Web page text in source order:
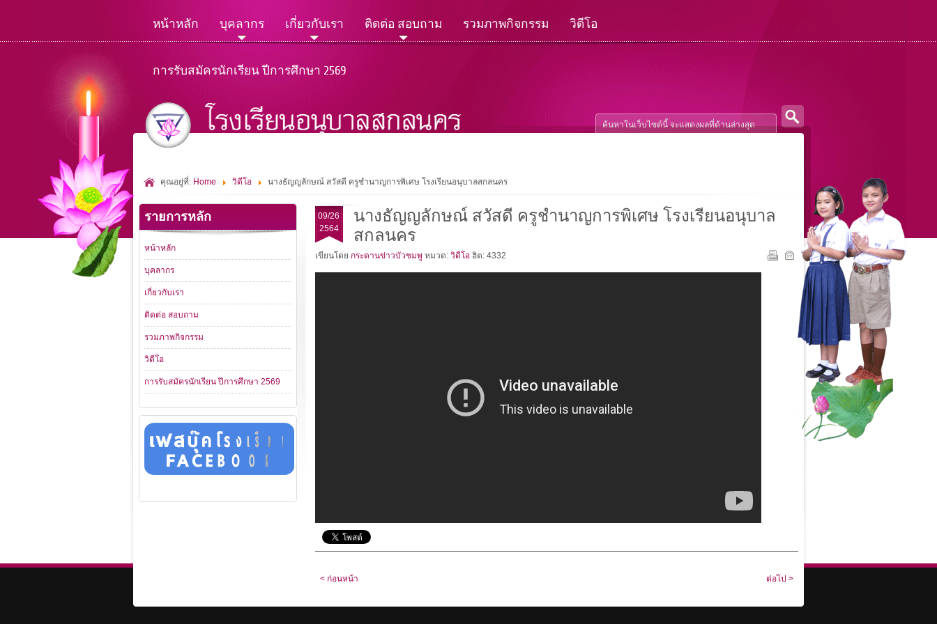
หน้าหลัก บุคลากร เกี่ยวกับเรา ติดต่อ สอบถาม รวมภาพกิจกรรม วิดีโอ
การรับสมัครนักเรียน ปีการศึกษา 2569
คุณอยู่ที่: Home วิดีโอ นางธัญญลักษณ์ สวัสดี ครูชำนาญการพิเศษ โรงเรียนอนุบาลสกลนคร
09/26
2564
นางธัญญลักษณ์ สวัสดี ครูชำนาญการพิเศษ โรงเรียนอนุบาล
สกลนคร
เขียนโดย กระดานข่าวบัวชมพู หมวด: วิดีโอ ฮิต: 4332
< ก่อนหน้า ต่อไป >
รายการหลัก
หน้าหลัก
บุคลากร
เกี่ยวกับเรา
ติดต่อ สอบถาม
รวมภาพกิจกรรม
วิดีโอ
การรับสมัครนักเรียน ปีการศึกษา 2569